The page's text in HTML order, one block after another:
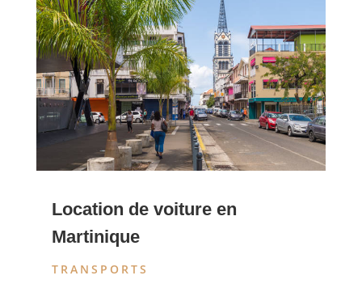
Location de voiture en
Martinique
TRANSPORTS